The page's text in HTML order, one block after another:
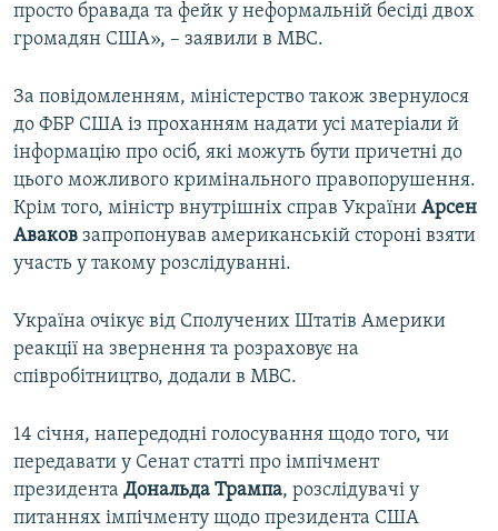
просто бравада та фейк у неформальній бесіді двох
громадян США», – заявили в МВС.
За повідомленням, міністерство також звернулося
до ФБР США із проханням надати усі матеріали й
інформацію про осіб, які можуть бути причетні до
цього можливого кримінального правопорушення.
Крім того, міністр внутрішніх справ України Арсен
Аваков запропонував американській стороні взяти
участь у такому розслідуванні.
Україна очікує від Сполучених Штатів Америки
реакції на звернення та розраховує на
співробітництво, додали в МВС.
14 січня, напередодні голосування щодо того, чи
передавати у Сенат статті про імпічмент
президента Дональда Трампа, розслідувачі у
питаннях імпічменту щодо президента США